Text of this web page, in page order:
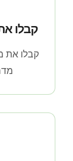
קבלו
קבלו את